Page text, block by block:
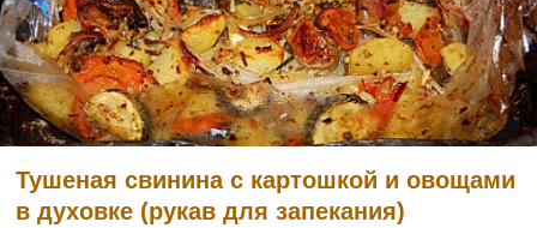
Тушеная свинина с картошкой и овощами
в духовке (рукав для запекания)